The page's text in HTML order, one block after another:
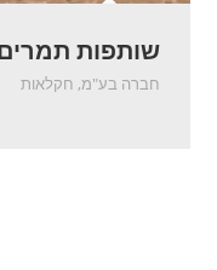
שותפות
חברה בע"מ, חקלאות